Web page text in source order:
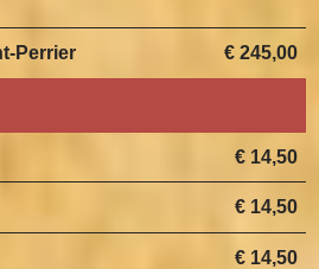
€ 245,00
Perrier
€ 14,50
€ 14,50
€ 14,50